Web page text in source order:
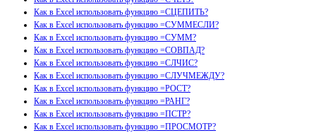
Как в Excel использовать функцию =СЦЕПИТЬ?
Как в Excel использовать функцию =СУММЕСЛИ?
Как в Excel использовать функцию =СУММ?
Как в Excel использовать функцию =СОВПАД?
Как в Excel использовать функцию =СЛЧИС?
Как в Excel использовать функцию =СЛУЧМЕЖДУ?
Как в Excel использовать функцию =РОСТ?
Как в Excel использовать функцию =РАНГ?
Как в Excel использовать функцию =ПСТР?
Как в Excel использовать функцию =ПРОСМОТР?